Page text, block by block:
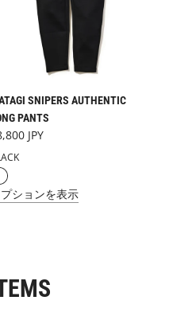
SNIPERS AUTHENTIC
PANTS
JPY
ションを表示